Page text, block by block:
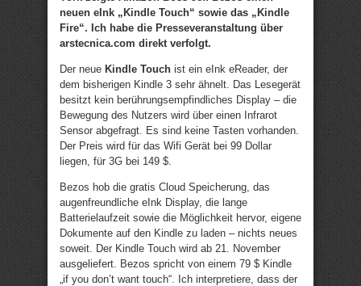
neuen eInk „Kindle Touch“ sowie das „Kindle
Fire“. Ich habe die Presseveranstaltung über
arstecnica.com direkt verfolgt.
Der neue Kindle Touch ist ein eInk eReader, der
dem bisherigen Kindle 3 sehr ähnelt. Das Lesegerät
besitzt kein berührungsempfindliches Display – die
Bewegung des Nutzers wird über einen Infrarot
Sensor abgefragt. Es sind keine Tasten vorhanden.
Der Preis wird für das Wifi Gerät bei 99 Dollar
liegen, für 3G bei 149 $.
Bezos hob die gratis Cloud Speicherung, das
augenfreundliche eInk Display, die lange
Batterielaufzeit sowie die Möglichkeit hervor, eigene
Dokumente auf den Kindle zu laden – nichts neues
soweit. Der Kindle Touch wird ab 21. November
ausgeliefert. Bezos spricht von einem 79 $ Kindle
„if you don’t want touch“. Ich interpretiere, dass der